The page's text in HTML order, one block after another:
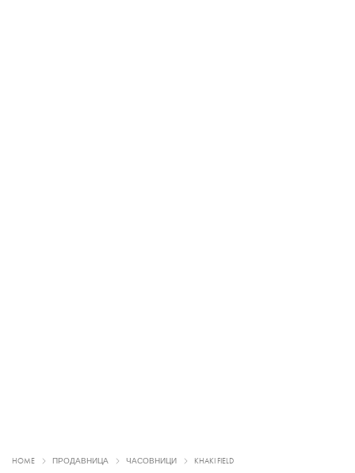
HOME ПРОДАВНИЦА ЧАСОВНИЦИ KHAKI FIELD